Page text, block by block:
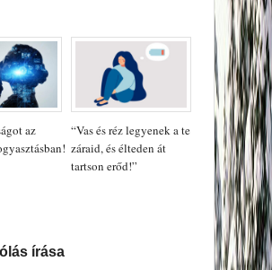
az
“Vas és réz legyenek a te
záraid, és élteden át
tartson erőd!”
írása